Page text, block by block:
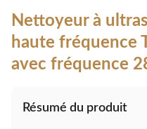
Nettoyeur à
haute fréquence
avec fréquence
Résumé du produit